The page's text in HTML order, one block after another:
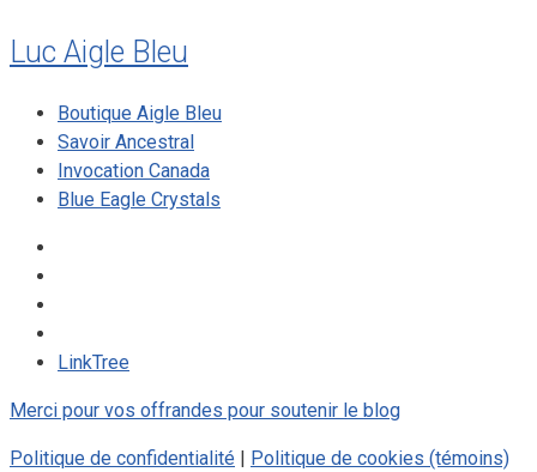
Luc Aigle Bleu
Boutique Aigle Bleu
Savoir Ancestral
Invocation Canada
Blue Eagle Crystals
LinkTree
Merci pour vos offrandes pour soutenir le blog
Politique de confidentialité | Politique de cookies (témoins)